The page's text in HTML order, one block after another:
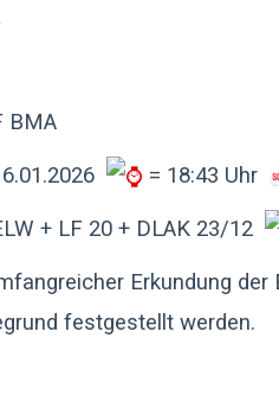
BMA
= 18:43 Uhr
+ LF 20 + DLAK 23/12
Erkundung
festgestellt werden.